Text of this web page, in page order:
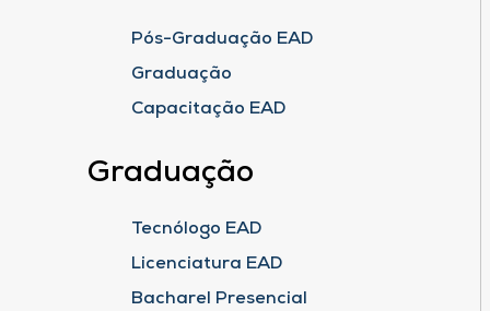
Pós-Graduação EAD
Graduação
Capacitação EAD
Graduação
Tecnólogo EAD
Licenciatura EAD
Bacharel Presencial